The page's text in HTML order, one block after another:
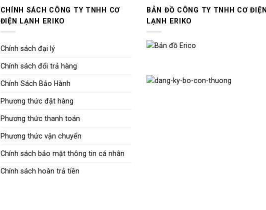
CHÍNH SÁCH CÔNG TY TNHH CƠ
ĐIỆN LẠNH ERIKO
Chính sách đại lý
Chính sách đổi trả hàng
Chính Sách Bảo Hành
Phương thức đặt hàng
Phương thức thanh toán
Phương thức vận chuyển
Chính sách bảo mật thông tin cá nhân
Chính sách hoàn trả tiền
BẢN ĐỒ CÔNG TY TNHH CƠ ĐIỆN
LẠNH ERIKO